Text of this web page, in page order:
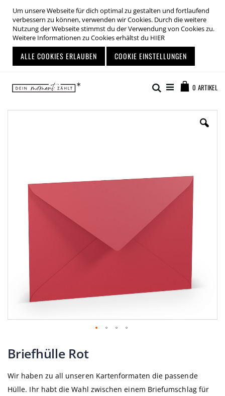
Um unsere Webseite für dich optimal zu gestalten und fortlaufend
verbessern zu können, verwenden wir Cookies. Durch die weitere
Nutzung der Webseite stimmst du der Verwendung von Cookies zu.
Weitere Informationen zu Cookies erhältst du HIER
ALLE COOKIES ERLAUBEN COOKIE EINSTELLUNGEN
Inhalt
springen
0 ARTIKEL
Suche
Anfang
der
springen
Briefhülle Rot
Wir haben zu all unseren Kartenformaten die passende
Hülle. Ihr habt die Wahl zwischen einem Briefumschlag für